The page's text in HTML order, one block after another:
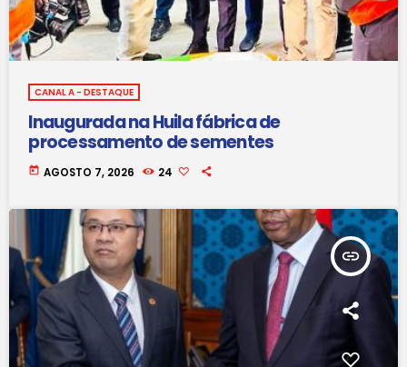
CANAL A - DESTAQUE
Inaugurada na Huila fábrica de
processamento de sementes
today AGOSTO 7, 2026 24
insert_link